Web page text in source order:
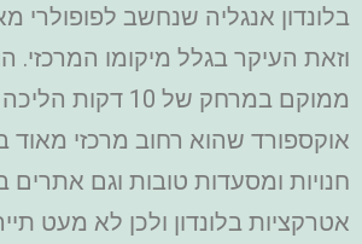
בלונדון אנגליה שנחשב לפופולרי
וזאת העיקר בגלל מיקומו המרכזי.
ממוקם במרחק של 10
אוקספורד שהוא רחוב מרכזי מאוד
חנויות ומסעדות טובות וגם אתרים
אטרקציות בלונדון ולכן לא מעט